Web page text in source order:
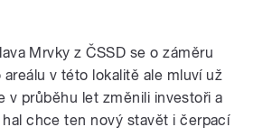
Mrvky z ČSSD se o záměru
v této lokalitě ale mluví už
v průběhu let změnili investoři a
chce ten nový stavět i čerpací